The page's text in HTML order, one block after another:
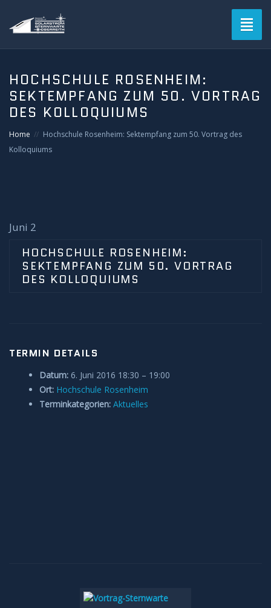
Verein
Solarstromsternwarte
Mitgliederbereich
Login
Anleitungen und Hilfe
HOCHSCHULE ROSENHEIM:
SEKTEMPFANG ZUM 50. VORTRAG
DES KOLLOQUIUMS
Home
Hochschule Rosenheim: Sektempfang zum 50. Vortrag des
Kolloquiums
Juni 2
HOCHSCHULE ROSENHEIM:
SEKTEMPFANG ZUM 50. VORTRAG
DES KOLLOQUIUMS
TERMIN DETAILS
Datum: 6. Juni 2016 18:30 – 19:00
Ort: Hochschule Rosenheim
Terminkategorien: Aktuelles